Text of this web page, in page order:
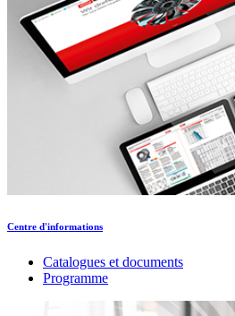
Centre d'informations
Catalogues et documents
Programme